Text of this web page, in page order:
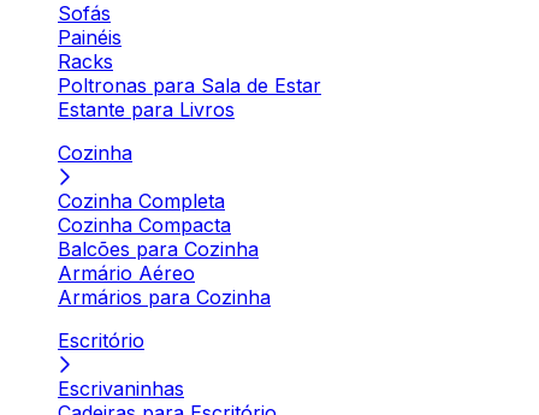
Sofás
Painéis
Racks
Poltronas para Sala de Estar
Estante para Livros
Cozinha
Cozinha Completa
Cozinha Compacta
Balcões para Cozinha
Armário Aéreo
Armários para Cozinha
Escritório
Escrivaninhas